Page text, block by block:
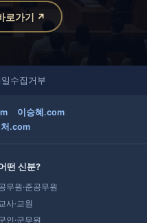
로가기 ↗
수집거부
이승혜.com
.com
떤 신분?
무원·준공무원
사·교원
인·군무원